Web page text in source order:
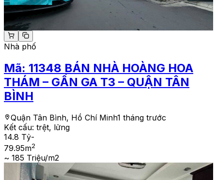
Nhà phố
Mã: 11348 BÁN NHÀ HOÀNG HOA
THÁM – GẦN GA T3 – QUẬN TÂN
BÌNH
Quận Tân Bình, Hồ Chí Minh1 tháng trước
Kết cấu: trệt, lửng
14.8 Tỷ-
79.95m2
~ 185 Triệu/m2